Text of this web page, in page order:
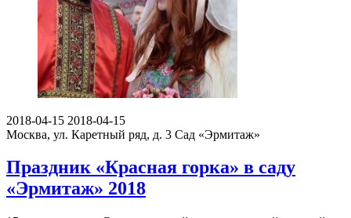
2018-04-15 2018-04-15
Москва, ул. Каретный ряд, д. 3 Сад «Эрмитаж»
Праздник «Красная горка» в саду
«Эрмитаж» 2018